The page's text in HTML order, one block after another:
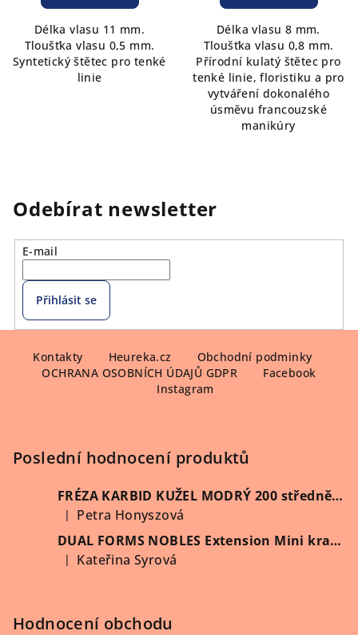
z
5
hvězdiček.
Délka vlasu 11 mm.
Tloušťka vlasu 0,5 mm.
Syntetický štětec pro tenké
linie
Délka vlasu 8 mm.
Tloušťka vlasu 0,8 mm.
Přírodní kulatý štětec pro
tenké linie, floristiku a pro
vytváření dokonalého
úsměvu francouzské
manikúry
Odebírat newsletter
E-mail
Přihlásit se
Kontakty Heureka.cz
Obchodní podminky
OCHRANA OSOBNÍCH ÚDAJŮ GDPR
Facebook
Instagram
Poslední hodnocení produktů
FRÉZA KARBID KUŽEL MODRÝ 200 středně hrubý (Vybrat průměr)
Hodnocení produktu je 5 z 5 hvězdiček.
|
Petra Honyszová
DUAL FORMS NOBLES Extension Mini kratší 60 ks/krabička
Hodnocení produktu je 5 z 5 hvězdiček.
| Kateřina Syrová
Hodnocení obchodu